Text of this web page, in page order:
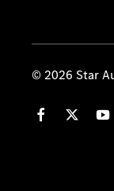
© 2026 Star